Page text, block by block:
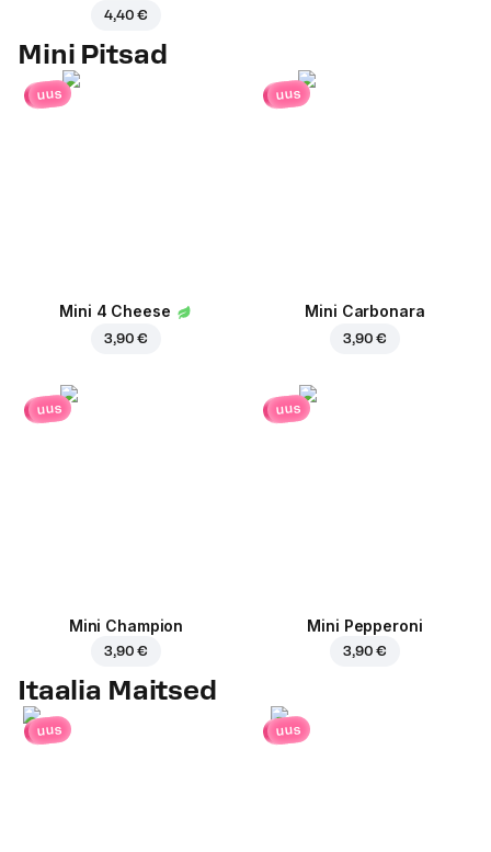
4,40 €
Mini Pitsad
uus
Mini 4 Cheese
3,90 €
uus
Mini Carbonara
3,90 €
uus
Mini Champion
3,90 €
uus
Mini Pepperoni
3,90 €
Itaalia Maitsed
uus uus